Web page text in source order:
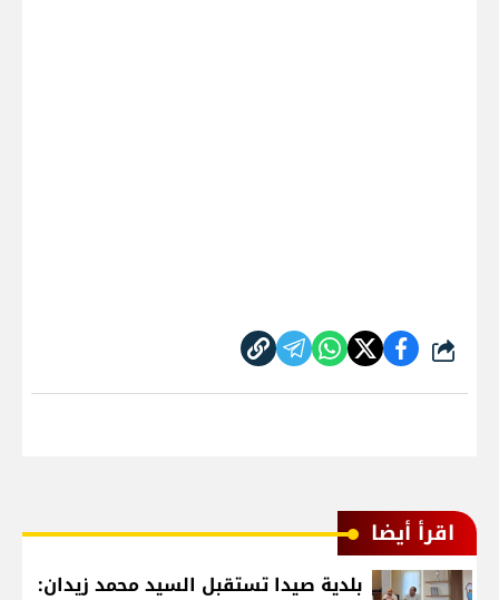
شارك
اقرأ أيضا
بلدية صيدا تستقبل السيد محمد زيدان: